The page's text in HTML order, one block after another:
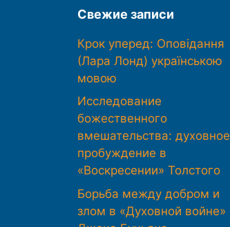
Свежие записи
Крок уперед: Оповідання
(Лара Лонд) українською
мовою
Исследование
божественного
вмешательства: духовное
пробуждение в
«Воскресении» Толстого
Борьба между добром и
злом в «Духовной войне»